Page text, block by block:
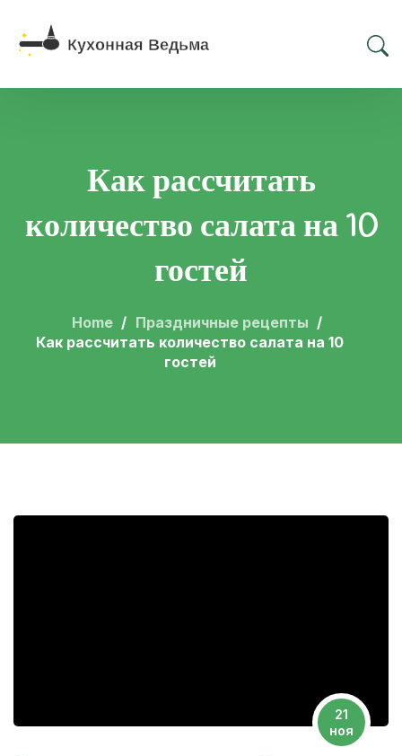
Как рассчитать
количество салата на 10
гостей
Home
Праздничные рецепты
Как рассчитать количество салата на 10
гостей
21
ноя